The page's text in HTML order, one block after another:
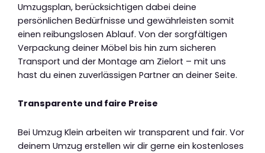
Umzugsplan, berücksichtigen dabei deine
persönlichen Bedürfnisse und gewährleisten somit
einen reibungslosen Ablauf. Von der sorgfältigen
Verpackung deiner Möbel bis hin zum sicheren
Transport und der Montage am Zielort – mit uns
hast du einen zuverlässigen Partner an deiner Seite.
Transparente und faire Preise
Bei Umzug Klein arbeiten wir transparent und fair. Vor
deinem Umzug erstellen wir dir gerne ein kostenloses